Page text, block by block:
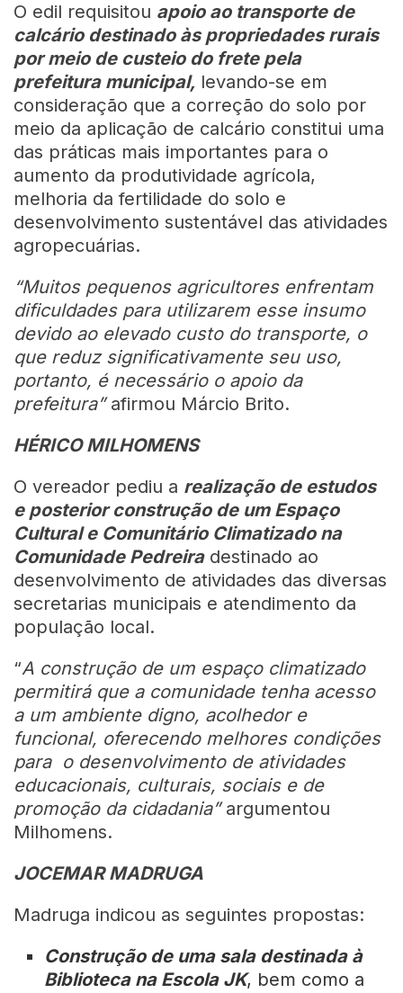
O edil requisitou apoio ao transporte de
calcário destinado às propriedades rurais
por meio de custeio do frete pela
prefeitura municipal, levando-se em
consideração que a correção do solo por
meio da aplicação de calcário constitui uma
das práticas mais importantes para o
aumento da produtividade agrícola,
melhoria da fertilidade do solo e
desenvolvimento sustentável das atividades
agropecuárias.
“Muitos pequenos agricultores enfrentam
dificuldades para utilizarem esse insumo
devido ao elevado custo do transporte, o
que reduz significativamente seu uso,
portanto, é necessário o apoio da
prefeitura”afirmou Márcio Brito.
HÉRICO MILHOMENS
O vereador pediu a realização de estudos
e posterior construção de um Espaço
Cultural e Comunitário Climatizado na
Comunidade Pedreiradestinado ao
desenvolvimento de atividades das diversas
secretarias municipais e atendimento da
população local.
“A construção de um espaço climatizado
permitirá que a comunidade tenha acesso
a um ambiente digno, acolhedor e
funcional, oferecendo melhores condições
para o desenvolvimento de atividades
educacionais, culturais, sociais e de
promoção da cidadania”argumentou
Milhomens.
JOCEMAR MADRUGA
Madruga indicou as seguintes propostas:
Construção de uma sala destinada à
Biblioteca na Escola JK, bem como a